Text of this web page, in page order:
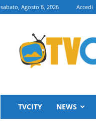
sabato, Agosto 8, 2026 Accedi
TVCITY
TVCITY NEWS